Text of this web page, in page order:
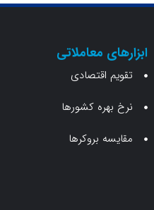
ابزارهای معاملاتی
تقویم اقتصادی
نرخ بهره کشورها
مقایسه بروکرها